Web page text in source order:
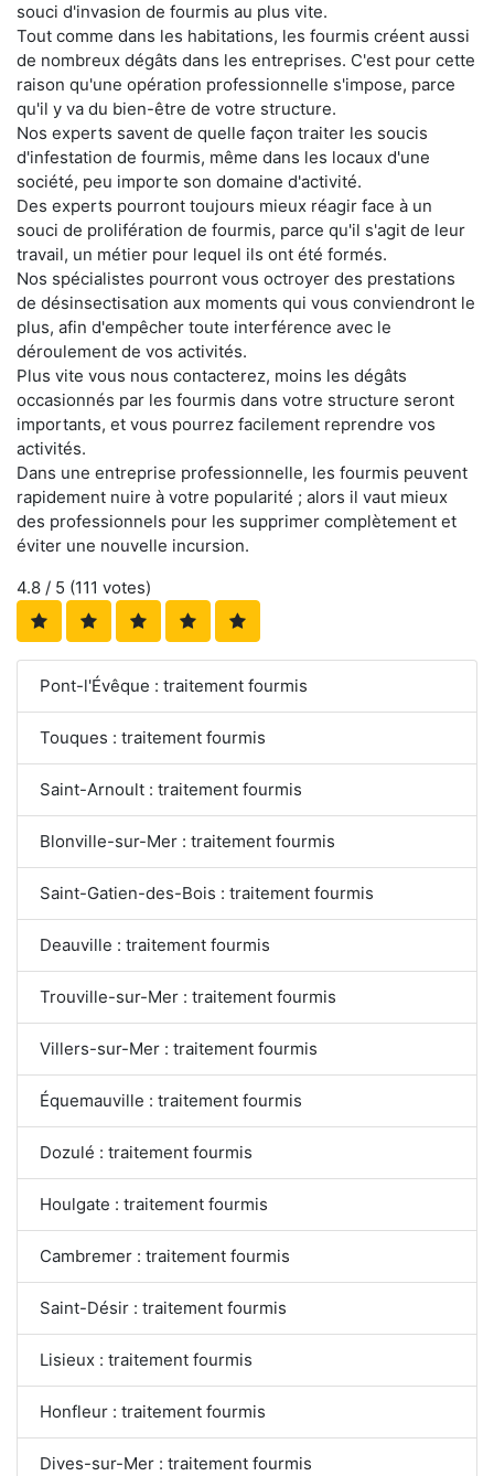
souci d'invasion de fourmis au plus vite.
Tout comme dans les habitations, les fourmis créent aussi
de nombreux dégâts dans les entreprises. C'est pour cette
raison qu'une opération professionnelle s'impose, parce
qu'il y va du bien-être de votre structure.
Nos experts savent de quelle façon traiter les soucis
d'infestation de fourmis, même dans les locaux d'une
société, peu importe son domaine d'activité.
Des experts pourront toujours mieux réagir face à un
souci de prolifération de fourmis, parce qu'il s'agit de leur
travail, un métier pour lequel ils ont été formés.
Nos spécialistes pourront vous octroyer des prestations
de désinsectisation aux moments qui vous conviendront le
plus, afin d'empêcher toute interférence avec le
déroulement de vos activités.
Plus vite vous nous contacterez, moins les dégâts
occasionnés par les fourmis dans votre structure seront
importants, et vous pourrez facilement reprendre vos
activités.
Dans une entreprise professionnelle, les fourmis peuvent
rapidement nuire à votre popularité ; alors il vaut mieux
des professionnels pour les supprimer complètement et
éviter une nouvelle incursion.
4.8 / 5 (111 votes)
Pont-l'Évêque : traitement fourmis
Touques : traitement fourmis
Saint-Arnoult : traitement fourmis
Blonville-sur-Mer : traitement fourmis
Saint-Gatien-des-Bois : traitement fourmis
Deauville : traitement fourmis
Trouville-sur-Mer : traitement fourmis
Villers-sur-Mer : traitement fourmis
Équemauville : traitement fourmis
Dozulé : traitement fourmis
Houlgate : traitement fourmis
Cambremer : traitement fourmis
Saint-Désir : traitement fourmis
Lisieux : traitement fourmis
Honfleur : traitement fourmis
Dives-sur-Mer : traitement fourmis